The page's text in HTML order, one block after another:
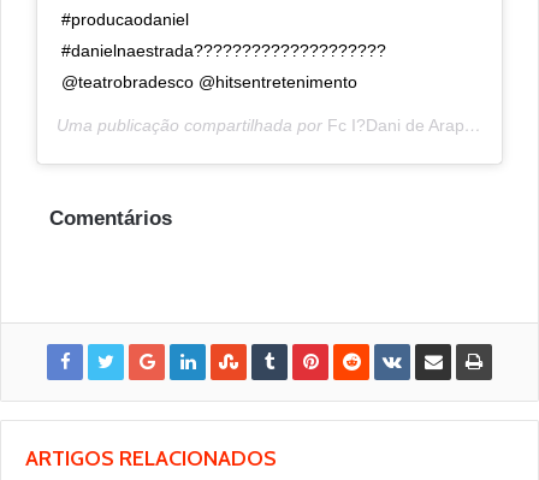
#producaodaniel
#danielnaestrada????????????????????
@teatrobradesco @hitsentretenimento
Uma publicação compartilhada por Fc I?Dani de Arapiraca-AL
Comentários
ARTIGOS RELACIONADOS